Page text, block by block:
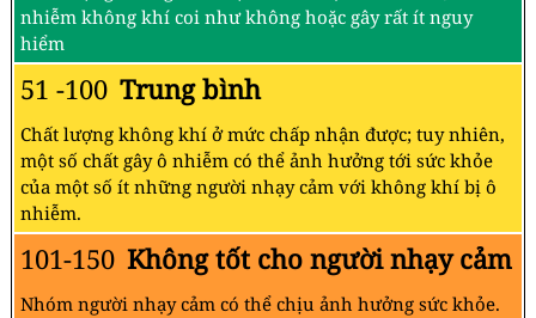
nhiễm không khí coi như không hoặc gây rất ít nguy
hiểm
51 -100 Trung bình
Chất lượng không khí ở mức chấp nhận được; tuy nhiên,
một số chất gây ô nhiễm có thể ảnh hưởng tới sức khỏe
của một số ít những người nhạy cảm với không khí bị ô
nhiễm.
101-150 Không tốt cho người nhạy cảm
Nhóm người nhạy cảm có thể chịu ảnh hưởng sức khỏe.